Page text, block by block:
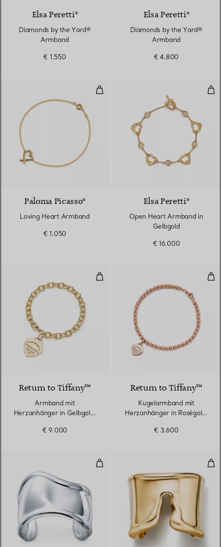
Elsa Peretti®
Diamonds by the Yard®
Armband
€ 1.550
Elsa Peretti®
Diamonds by the Yard®
Armband
€ 4.800
Loving Heart Armband
Paloma Picasso®
Loving Heart Armband
€ 1.050
Elsa Peretti®
Open Heart Armband in
Gelbgold
€ 16.000
Armband mit Herzanhänger in
Return to Tiffany™
Armband mit
Herzanhänger in Gelbgold,
€ 9.000
Return to Tiffany™
Kugelarmband mit
Herzanhänger in Roségold,
€ 3.600
Kleiner Bone Cuff in